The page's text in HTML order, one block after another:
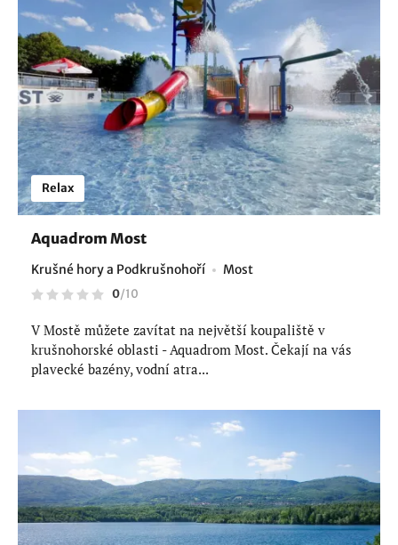
Relax
Aquadrom Most
Krušné hory a Podkrušnohoří Most
0/10
V Mostě můžete zavítat na největší koupaliště v
krušnohorské oblasti - Aquadrom Most. Čekají na vás
plavecké bazény, vodní atra...